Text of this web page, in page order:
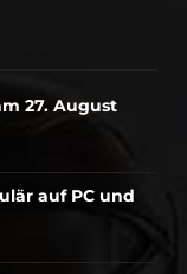
27. August
auf PC und